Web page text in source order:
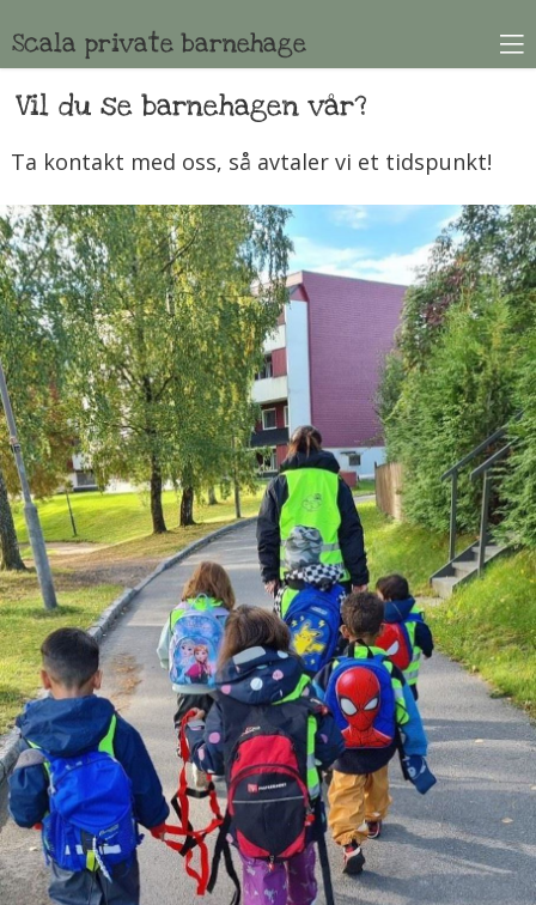
Scala private barnehage
Vil du se barnehagen vår?
Ta kontakt med oss, så avtaler vi et tidspunkt!